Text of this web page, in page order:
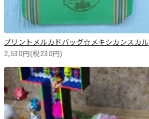
プリントメルカドバッグ☆メキシカンスカル
2,530円(税230円)